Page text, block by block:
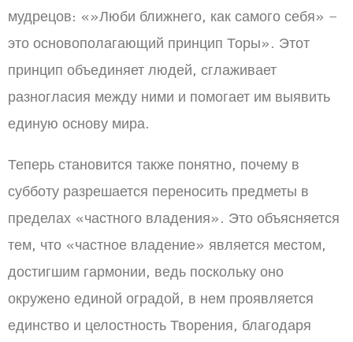
мудрецов: «»Люби ближнего, как самого себя» –
это основополагающий принцип Торы». Этот
принцип объединяет людей, сглаживает
разногласия между ними и помогает им выявить
единую основу мира.
Теперь становится также понятно, почему в
субботу разрешается переносить предметы в
пределах «частного владения». Это объясняется
тем, что «частное владение» является местом,
достигшим гармонии, ведь поскольку оно
окружено единой оградой, в нем проявляется
единство и целостность Творения, благодаря